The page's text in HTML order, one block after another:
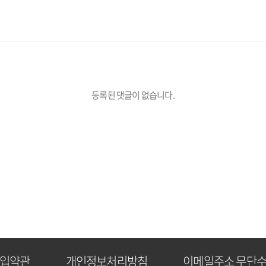
등록된 댓글이 없습니다.
약관 개인정보처리방침 이메일주소 무단